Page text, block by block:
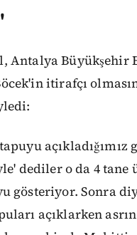
Antalya Büyükşehir
itirafçı
açıkladığımız
dediler o da 4 tane
gösteriyor. Sonra
açıklarken